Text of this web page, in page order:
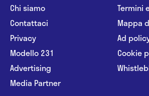
Chi siamo
Contattaci
Privacy
Modello 231
Advertising
Media Partner
Termini
Mappa
Ad
Cookie